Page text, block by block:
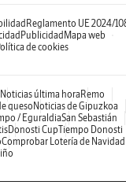
Reglamento UE 2024/
Publicidad Mapa web
de cookies
Noticias última hora Remo
quesoNoticias de Gipuzkoa
/ EguraldiaSan Sebastián
Donosti CupTiempo Donosti
Comprobar Lotería de Navidad